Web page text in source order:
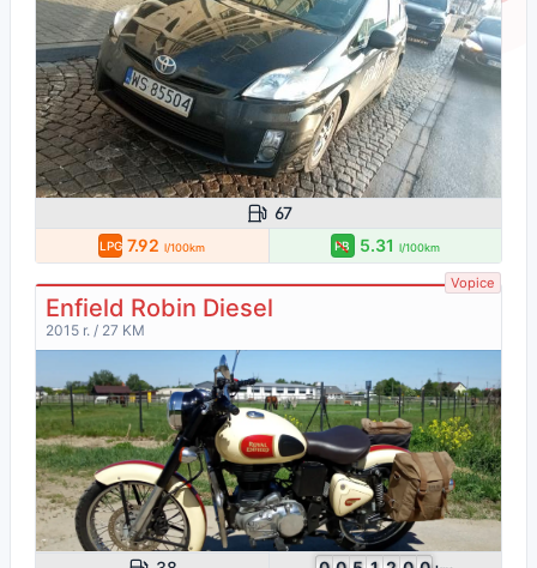
67
LPG 7.92 l/100km PB 5.31 l/100km
Vopice
Enfield Robin Diesel
2015 r. / 27 KM